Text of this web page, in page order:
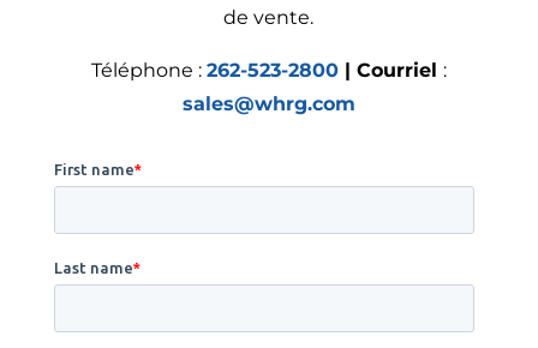
de vente.
Téléphone : 262-523-2800 | Courriel :
sales@whrg.com